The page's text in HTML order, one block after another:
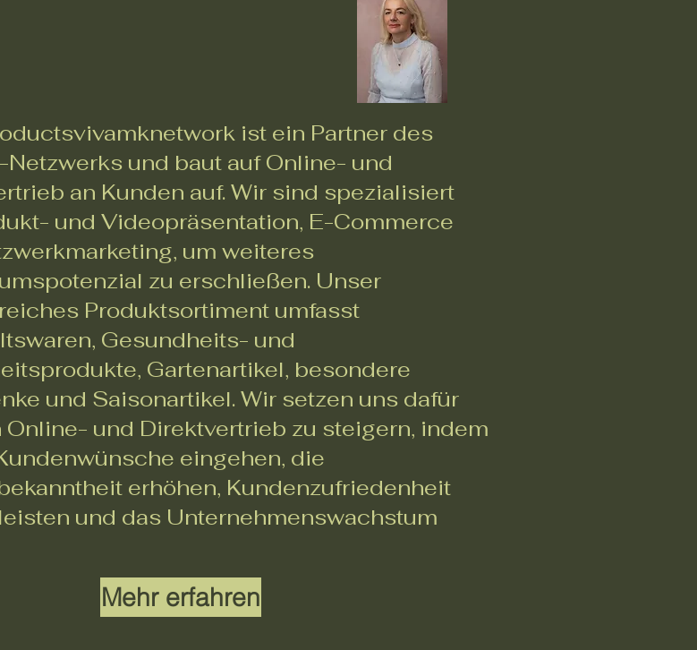
ist ein Partner des
Netzwerks und baut auf Online- und
an Kunden auf. Wir sind spezialisiert
und Videopräsentation, E-Commerce
um weiteres
zu erschließen. Unser
Produktsortiment umfasst
Gesundheits- und
Gartenartikel, besondere
und Saisonartikel. Wir setzen uns dafür
Online- und Direktvertrieb zu steigern, indem
eingehen, die
erhöhen, Kundenzufriedenheit
und das Unternehmenswachstum
Mehr erfahren